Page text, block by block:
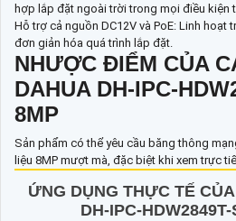
hợp lắp đặt ngoài trời trong mọi điều kiện
Hỗ trợ cả nguồn DC12V và PoE: Linh hoạt
đơn giản hóa quá trình lắp đặt.
NHƯỢC ĐIỂM CỦA
DAHUA DH-IPC-
8MP
Sản phẩm có thể yêu cầu băng thông
liệu 8MP mượt mà, đặc biệt khi xem trực
ỨNG DỤNG THỰC TẾ
DH-IPC-